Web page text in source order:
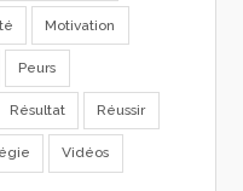
Motivation
Peurs
Résultat Réussir
Vidéos